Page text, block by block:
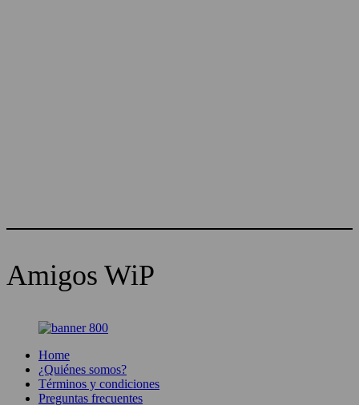
Amigos WiP
Home
¿Quiénes somos?
Términos y condiciones
Preguntas frecuentes